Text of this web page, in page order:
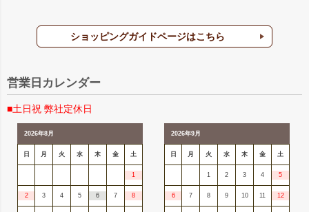
ショッピングガイドページはこちら
営業日カレンダー
■土日祝 弊社定休日
2026年8月
日 月 火 水 木 金 土
1
2 3 4 5 6 7 8
2026年9月
日 月 火 水 木 金 土
1 2 3 4 5
6 7 8 9 10 11 12